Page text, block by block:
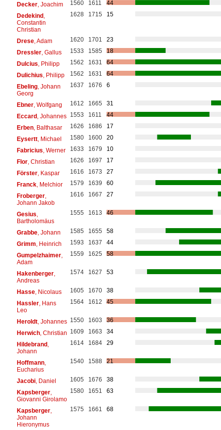
Decker, Joachim 1560 1611
44
Dedekind,
Constantin
Christian
1628 1715 15
Drese, Adam 1620 1701
23
Dressler, Gallus 1533 1585
18
Dulcius , Philipp 1562 1631
64
Dulichius , Philipp 1562 1631
64
Ebeling, Johann
Georg
1637 1676 6
Ebner, Wolfgang 1612 1665
31
Eccard, Johannes 1553 1611
44
Erben, Balthasar 1626 1686
17
Eysertt, Michael 1580 1600
20
Fabricius , Werner 1633 1679
10
Flor, Christian 1626 1697
17
Förster, Kaspar 1616 1673
27
Franck, Melchior 1579 1639
60
Froberger,
Johann Jakob
1616 1667 27
Gesius
Bartholomäus
1555 1613 46
Grabbe, Johann 1585 1655
58
Grimm , Heinrich 1593 1637
44
Gumpelzhaimer,
Adam
1559 1625 58
Hakenberger,
Andreas
1574 1627 53
Hasse, Nicolaus 1605 1670
38
Hassler, Hans
Leo
1564 1612 45
Heroldt, Johannes 1550 1603
36
Herwich, Christian 1609 1663
34
Hildebrand,
Johann
1614 1684 29
Hoffmann,
Eucharius
1540 1588 21
Jacobi, Daniel 1605 1676
38
Kapsberger,
Giovanni Girolamo
1580 1651 63
Kapsberger,
Johann
Hieronymus
1575 1661 68